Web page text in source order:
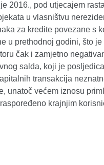
2016., pod utjecajem
u vlasništvu
za kredite povezane s
u prethodnoj godini, što
čak i zamjetno
salda, koji je
transakcija
unatoč većem iznosu
krajnjim